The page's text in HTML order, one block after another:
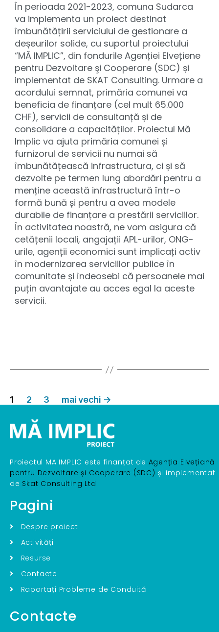
În perioada 2021-2023, comuna Sudarca
va implementa un proiect destinat
îmbunătățirii serviciului de gestionare a
deșeurilor solide, cu suportul proiectului
“MĂ IMPLIC”, din fondurile Agenției Elvețiene
pentru Dezvoltare şi Cooperare (SDC) și
implementat de SKAT Consulting. Urmare a
acordului semnat, primăria comunei va
beneficia de finanțare (cel mult 65.000
CHF), servicii de consultanță și de
consolidare a capacităților. Proiectul Mă
Implic va ajuta primăria comunei și
furnizorul de servicii nu numai să
îmbunătățească infrastructura, ci și să
dezvolte pe termen lung abordări pentru a
menține această infrastructură într-o
formă bună și pentru a avea modele
durabile de finanțare a prestării serviciilor.
În activitatea noastră, ne vom asigura că
cetățenii locali, angajații APL-urilor, ONG-
urile, agenții economici sunt implicați activ
în modernizarea serviciilor publice în
comunitate și îndeosebi că persoanele mai
puțin avantajate au acces egal la aceste
servicii.
1 2 3 mai vechi →
Proiectul MA IMPLIC este finanțat de Agenția Elvețiană
pentru Dezvoltare și Cooperare (SDC) și implementat
de Skat Consulting Ltd
Pagini
Despre proiect
Activități
Resurse
Contacte
Raportați Probleme de Conduită
Contacte